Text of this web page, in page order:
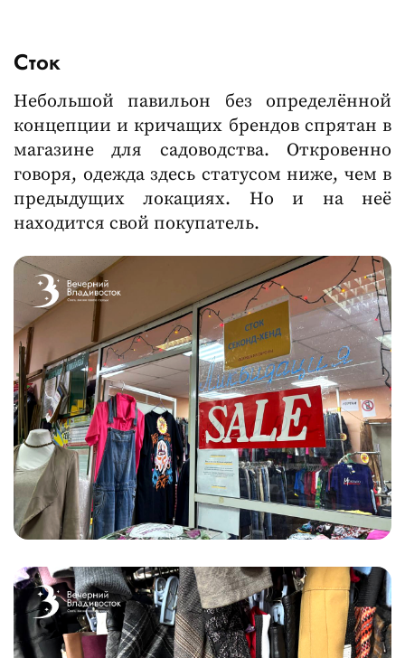
Сток
Небольшой павильон без определённой
концепции и кричащих брендов спрятан в
магазине для садоводства. Откровенно
говоря, одежда здесь статусом ниже, чем в
предыдущих локациях. Но и на неё
находится свой покупатель.